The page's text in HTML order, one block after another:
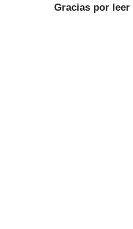
Gracias por leer